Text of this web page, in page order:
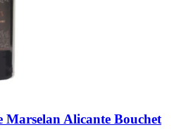
Marselan Alicante Bouchet